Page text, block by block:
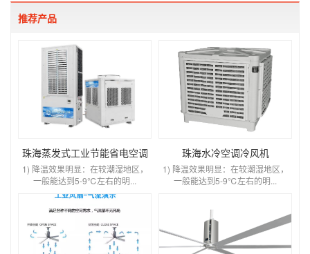
推荐产品
珠海蒸发式工业节能省电空调
1) 降温效果明显：在较潮湿地区，
一般能达到5-9℃左右的明...
珠海水冷空调冷风机
1) 降温效果明显：在较潮湿地区，
一般能达到5-9℃左右的明...